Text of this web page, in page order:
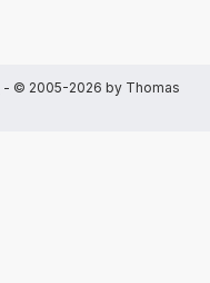
- © 2005-2026 by Thomas